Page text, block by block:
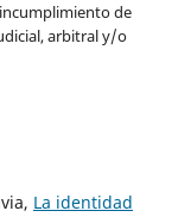
de
arbitral y/o
La identidad